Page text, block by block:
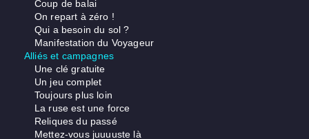
Coup de balai
On repart à zéro !
Qui a besoin du sol ?
Manifestation du Voyageur
Alliés et campagnes
Une clé gratuite
Un jeu complet
Toujours plus loin
La ruse est une force
Reliques du passé
Mettez-vous juuuuste là